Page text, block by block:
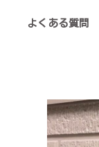
よくある質問